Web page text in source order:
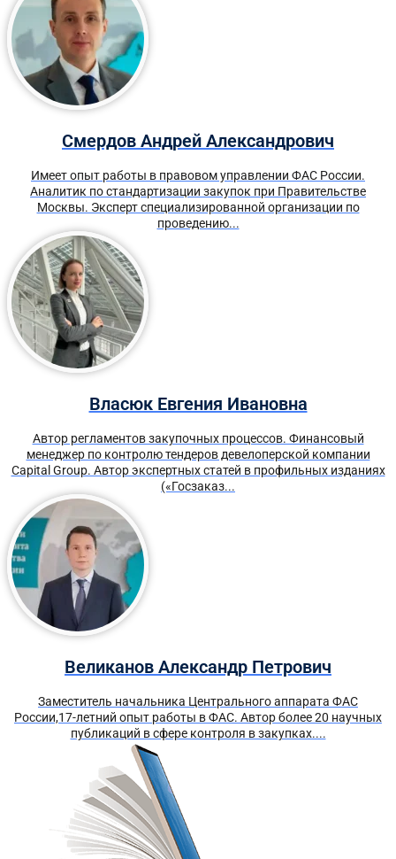
Смердов Андрей Александрович
Имеет опыт работы в правовом управлении ФАС России.
Аналитик по стандартизации закупок при Правительстве
Москвы. Эксперт специализированной организации по
проведению...
Власюк Евгения Ивановна
Автор регламентов закупочных процессов. Финансовый
менеджер по контролю тендеров девелоперской компании
Capital Group. Автор экспертных статей в профильных изданиях
(«Госзаказ...
Великанов Александр Петрович
Заместитель начальника Центрального аппарата ФАС
России,17-летний опыт работы в ФАС. Автор более 20 научных
публикаций в сфере контроля в закупках....